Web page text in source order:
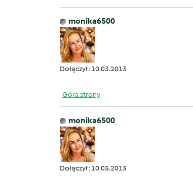
monika6500
Dołączył : 10.03.2013
Góra strony
monika6500
Dołączył : 10.03.2013